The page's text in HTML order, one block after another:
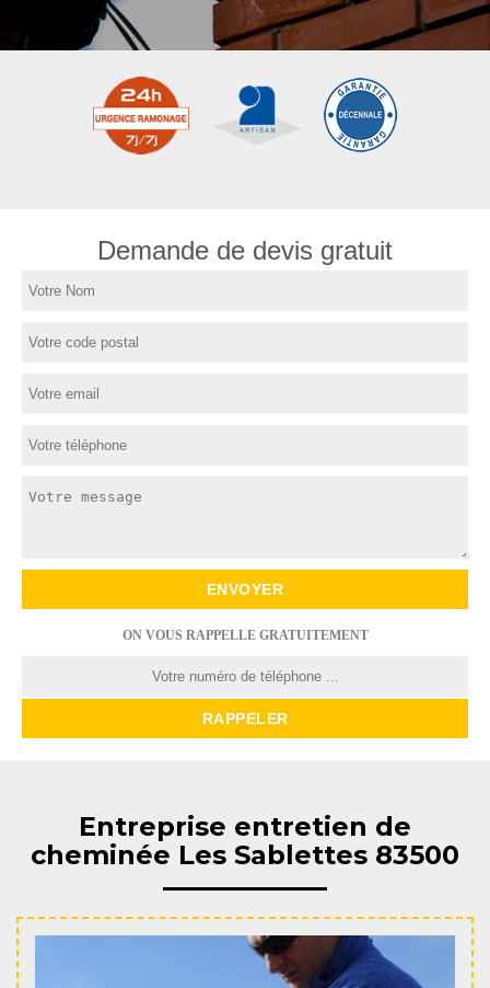
Demande de devis gratuit
ON VOUS RAPPELLE GRATUITEMENT
Entreprise entretien de
cheminée Les Sablettes 83500